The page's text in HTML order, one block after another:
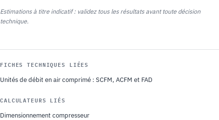
Estimations à titre indicatif : validez tous les résultats avant toute décision
technique.
FICHES TECHNIQUES LIÉES
Unités de débit en air comprimé : SCFM, ACFM et FAD
CALCULATEURS LIÉS
Dimensionnement compresseur